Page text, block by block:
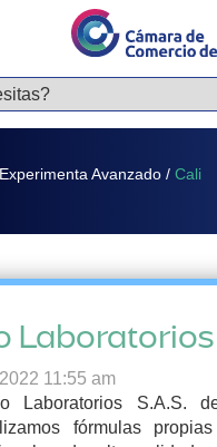
Avanzado / Cali
Laboratorios
11:55 am
Laboratorios S.A.S.
fórmulas